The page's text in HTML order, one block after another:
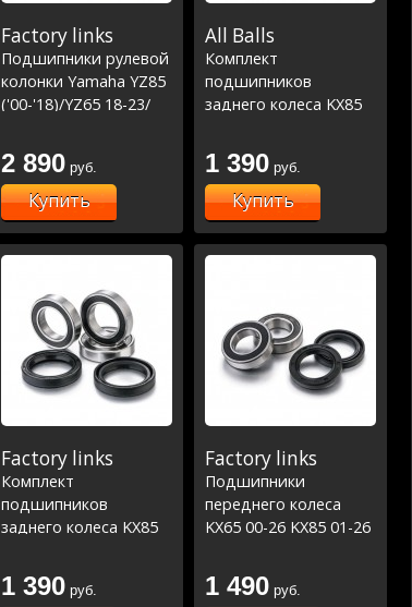
Factory links
Подшипники рулевой
колонки Yamaha YZ85
('00-'18)/YZ65 18-23/
1022)
2 890 руб.
Купить
All Balls
Комплект
подшипников
заднего колеса KX85
1 390 руб.
Купить
Factory links
Комплект
подшипников
заднего колеса KX85
1 390 руб.
Factory links
Подшипники
переднего колеса
KX65 00-26 KX85 01-26
1 490 руб.